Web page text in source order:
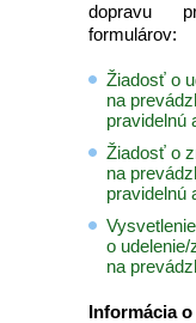
dopravu
formulárov:
Žiadosť o
na
pravidelnú
Žiadosť o
na
pravidelnú
o
na
Informácia